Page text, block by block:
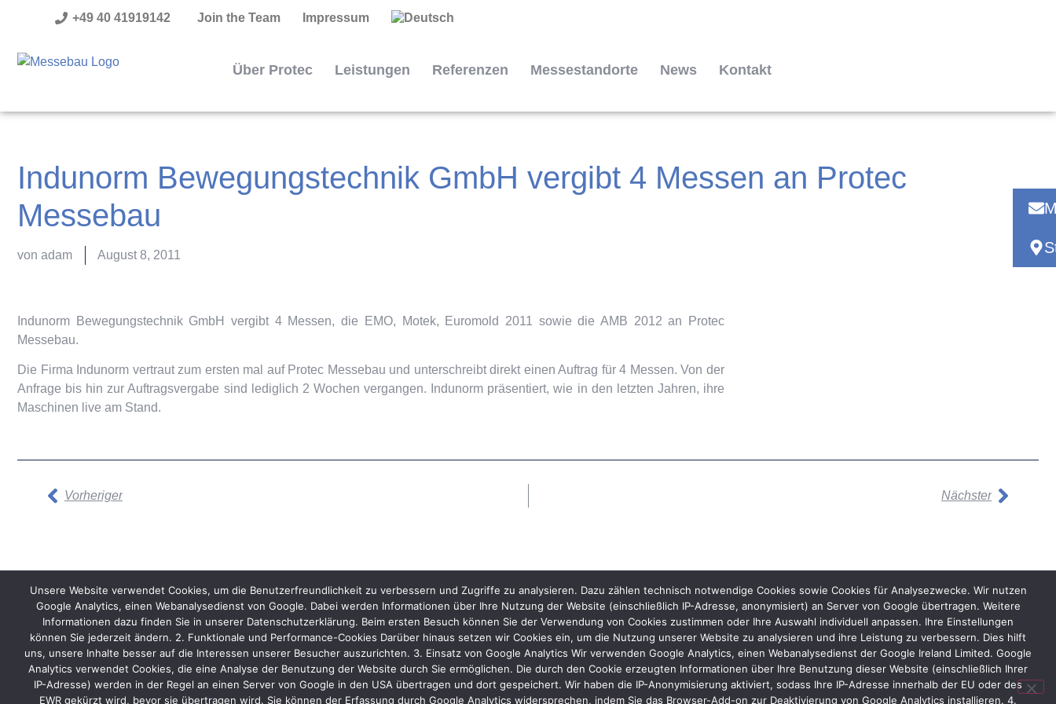
+49 40 41919142 Join the Team Impressum
Über Protec Leistungen Referenzen Messestandorte News Kontakt
Indunorm Bewegungstechnik GmbH vergibt 4 Messen an Protec
Messebau
von adam August 8, 2011
Indunorm Bewegungstechnik GmbH vergibt 4 Messen, die EMO, Motek, Euromold 2011 sowie die AMB 2012 an Protec
Messebau.
Die Firma Indunorm vertraut zum ersten mal auf Protec Messebau und unterschreibt direkt einen Auftrag für 4 Messen. Von der
Anfrage bis hin zur Auftragsvergabe sind lediglich 2 Wochen vergangen. Indunorm präsentiert, wie in den letzten Jahren, ihre
Maschinen live am Stand.
Vorheriger Nächster
Start Kontakt AGB Datenschutz Impressum
Unsere Website verwendet Cookies, um die Benutzerfreundlichkeit zu verbessern und Zugriffe zu analysieren. Dazu zählen technisch notwendige Cookies sowie Cookies für Analysezwecke. Wir nutzen
Google Analytics, einen Webanalysedienst von Google. Dabei werden Informationen über Ihre Nutzung der Website (einschließlich IP-Adresse, anonymisiert) an Server von Google übertragen. Weitere
Informationen dazu finden Sie in unserer Datenschutzerklärung. Beim ersten Besuch können Sie der Verwendung von Cookies zustimmen oder Ihre Auswahl individuell anpassen. Ihre Einstellungen
können Sie jederzeit ändern. 2. Funktionale und Performance-Cookies Darüber hinaus setzen wir Cookies ein, um die Nutzung unserer Website zu analysieren und ihre Leistung zu verbessern. Dies hilft
uns, unsere Inhalte besser auf die Interessen unserer Besucher auszurichten. 3. Einsatz von Google Analytics Wir verwenden Google Analytics, einen Webanalysedienst der Google Ireland Limited. Google
Analytics verwendet Cookies, die eine Analyse der Benutzung der Website durch Sie ermöglichen. Die durch den Cookie erzeugten Informationen über Ihre Benutzung dieser Website (einschließlich Ihrer
IP-Adresse) werden in der Regel an einen Server von Google in den USA übertragen und dort gespeichert. Wir haben die IP-Anonymisierung aktiviert, sodass Ihre IP-Adresse innerhalb der EU oder des
EWR gekürzt wird, bevor sie übertragen wird. Sie können der Erfassung durch Google Analytics widersprechen, indem Sie das Browser-Add-on zur Deaktivierung von Google Analytics installieren. 4.